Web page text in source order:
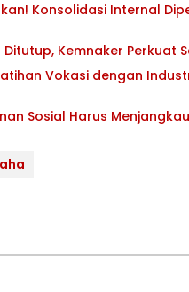
Konsolidasi Internal
Kemnaker Perkuat
Vokasi dengan
Sosial Harus